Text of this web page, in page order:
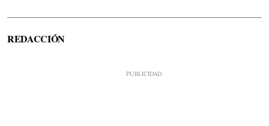
REDACCIÓN